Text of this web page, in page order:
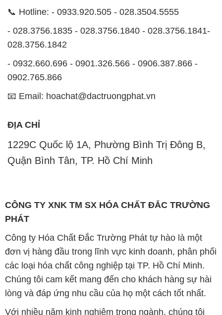
0902.765.866
📧 Email: hoachat@dactruongphat.vn
ĐỊA CHỈ
1229C Quốc lộ 1A, Phường Bình Trị Đông B,
Quận Bình Tân, TP. Hồ Chí Minh
CÔNG TY XNK TM SX HÓA CHẤT ĐẮC TRƯỜNG
PHÁT
các loại hóa chất công nghiệp tại TP. Hồ Chí Minh.
Chúng tôi cam kết mang đến cho khách hàng sự hài
lòng và đáp ứng nhu cầu của họ một cách tốt nhất.
Với nhiều năm kinh nghiệm trong ngành, chúng tôi
hiểu rõ tầm quan trọng của chất lượng và giá trị của
sản phẩm. Chính vì vậy, chúng tôi luôn tìm kiếm và
cung cấp những sản phẩm hóa chất chất lượng cao
và giá thành hợp lý, đảm bảo mang lại lợi ích lớn